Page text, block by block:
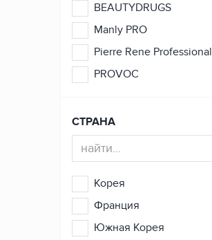
BEAUTYDRUGS
Manly PRO
Pierre Rene Professional
PROVOC
СТРАНА
Корея
Франция
Южная Корея